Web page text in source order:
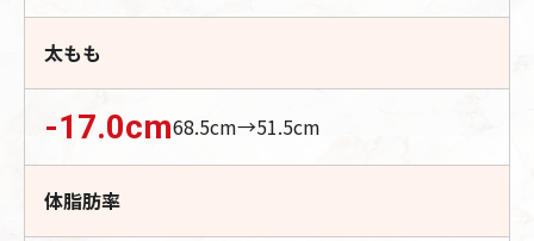
太もも
-17.0cm68.5cm→51.5cm
体脂肪率